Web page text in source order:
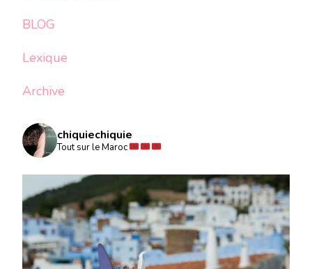
BLOG
Lexique
Archive
chiquiechiquie
Tout sur le Maroc